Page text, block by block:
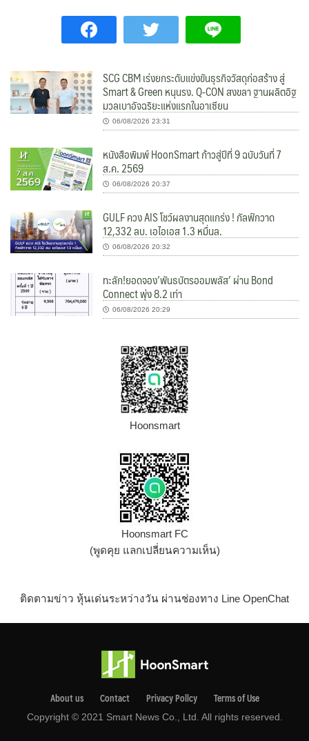
SCG CBM เร่งยกระดับแข่งขันธุรกิจวัสดุก่อสร้าง สู่
Smart & Green หนุนรง. Q-CON สงขลา ฐานผลิตอิฐ
มวลเบาอัจฉริยะแห่งแรกในอาเซียน
06/08/2026 23:31
หนังสือพิมพ์ HoonSmart ก้าวสู่ปีที่ 9 ฉบับวันที่ 7
ส.ค. 2569
06/08/2026 20:37
GULF ควง AIS โชว์ผลงานสุดแกร่ง ! กัลฟ์กวาด
12,332 ลบ. เอไอเอส 1.3 หมื่นล.
06/08/2026 20:32
ทะลัก!ยอดจอง’พันธบัตรออมพลัส’ ผ่าน Bond
Connect พุ่ง 8.2 เท่า
06/08/2026 20:29
Hoonsmart
Hoonsmart FC
(พูดคุย แลกเปลี่ยนความเห็น)
ติดตามข่าว หุ้นเด่นระหว่างวัน ผ่านช่องทาง Line OpenChat
About us Contact Privacy Pollcy Terms of Use
Copyright © 2021 Smart News Co., Ltd. All rights reserved.